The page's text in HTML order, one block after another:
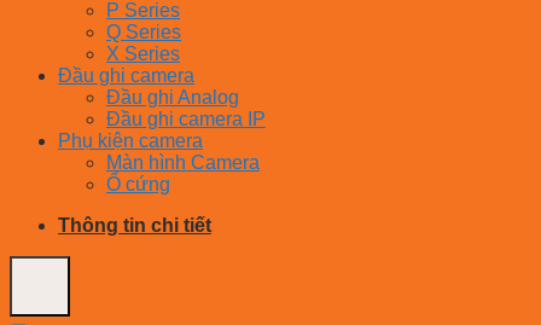
P Series
Q Series
X Series
Đầu ghi camera
Đầu ghi Analog
Đầu ghi camera IP
Phụ kiện camera
Màn hình Camera
Ổ cứng
Thông tin chi tiết